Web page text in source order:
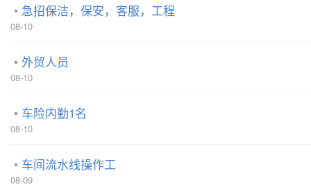
急招保洁，保安，客服，工程
08-10
外贸人员
08-10
车险内勤1名
08-10
车间流水线操作工
08-09